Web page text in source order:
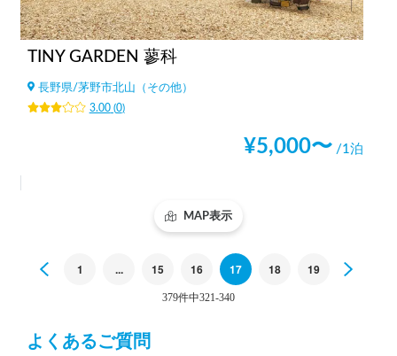
TINY GARDEN 蓼科
長野県/茅野市北山（その他）
3.00(0)
¥5,000〜 /1泊
MAP表示
Previous
1 ... 15 16 17 18 19
379件中321-340
よくあるご質問